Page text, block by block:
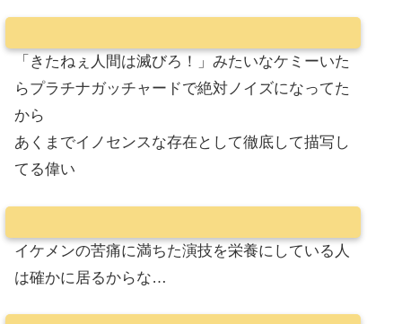
「きたねぇ人間は滅びろ！」みたいなケミーいた
らプラチナガッチャードで絶対ノイズになってた
から
あくまでイノセンスな存在として徹底して描写し
てる偉い
イケメンの苦痛に満ちた演技を栄養にしている人
は確かに居るからな…